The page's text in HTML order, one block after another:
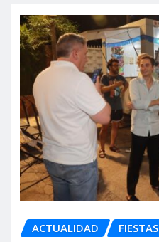
ACTUALIDAD FIESTAS